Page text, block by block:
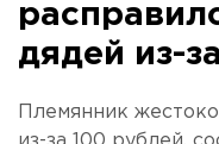
дядей из-
Племянник